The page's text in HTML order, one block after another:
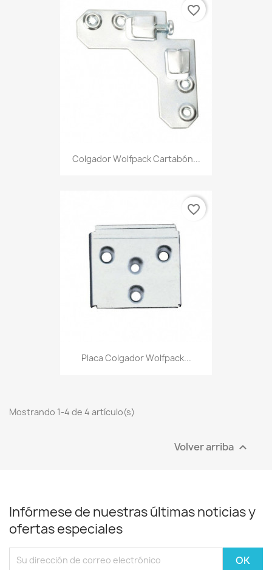
Colgador Wolfpack Cartabón...
favorite_border
Placa Colgador Wolfpack...
favorite_border
Mostrando 1-4 de 4 artículo(s)
Volver arriba 
Infórmese de nuestras últimas noticias y
ofertas especiales